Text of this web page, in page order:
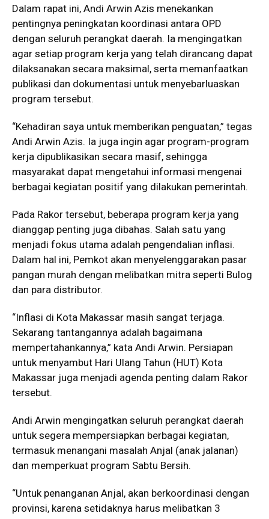
Dalam rapat ini, Andi Arwin Azis menekankan
pentingnya peningkatan koordinasi antara OPD
dengan seluruh perangkat daerah. Ia mengingatkan
agar setiap program kerja yang telah dirancang dapat
dilaksanakan secara maksimal, serta memanfaatkan
publikasi dan dokumentasi untuk menyebarluaskan
program tersebut.
“Kehadiran saya untuk memberikan penguatan,” tegas
Andi Arwin Azis. Ia juga ingin agar program-program
kerja dipublikasikan secara masif, sehingga
masyarakat dapat mengetahui informasi mengenai
berbagai kegiatan positif yang dilakukan pemerintah.
Pada Rakor tersebut, beberapa program kerja yang
dianggap penting juga dibahas. Salah satu yang
menjadi fokus utama adalah pengendalian inflasi.
Dalam hal ini, Pemkot akan menyelenggarakan pasar
pangan murah dengan melibatkan mitra seperti Bulog
dan para distributor.
“Inflasi di Kota Makassar masih sangat terjaga.
Sekarang tantangannya adalah bagaimana
mempertahankannya,” kata Andi Arwin. Persiapan
untuk menyambut Hari Ulang Tahun (HUT) Kota
Makassar juga menjadi agenda penting dalam Rakor
tersebut.
Andi Arwin mengingatkan seluruh perangkat daerah
untuk segera mempersiapkan berbagai kegiatan,
termasuk menangani masalah Anjal (anak jalanan)
dan memperkuat program Sabtu Bersih.
“Untuk penanganan Anjal, akan berkoordinasi dengan
provinsi, karena setidaknya harus melibatkan 3